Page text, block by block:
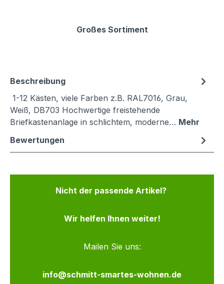
Großes Sortiment
Beschreibung
1-12 Kästen, viele Farben z.B. RAL7016, Grau,
Weiß, DB703 Hochwertige freistehende
Briefkastenanlage in schlichtem, moderne… Mehr
Bewertungen
Nicht der passende Artikel?
Wir helfen Ihnen weiter!
Mailen Sie uns:
info@schmitt-smartes-wohnen.de